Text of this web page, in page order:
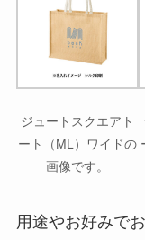
ジュートスクエアト
ート（ML）ワイドの
画像です。
用途やお好みで